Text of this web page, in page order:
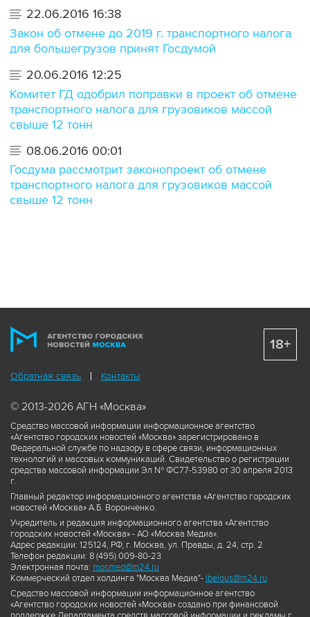
22.06.2016 16:38
Закон об отмене до 2019 г. транспортного налога
для большегрузов принят Госдумой
20.06.2016 12:25
Комитет ГД одобрил поправки в проект об отмене
транспортного налога для грузовиков массой
свыше 12 тонн
08.06.2016 00:01
Госдума рассмотрит законопроект об отмене
транспортного налога для грузовиков массой
свыше 12 тонн
Обратная связь Контакты
© 2013-2026 АГН «Москва»
Средство массовой информации информационное агентство
«Агентство городских новостей «Москва» зарегистрировано в
Федеральной службе по надзору в сфере связи, информационных
технологий и массовых коммуникаций. Свидетельство о регистрации
средства массовой информации Эл № ФС77-53980 от 30 апреля 2013
г.
Главный редактор информационного агентства «Агентство городских
новостей «Москва» А.Б. Воронченко.
Учредитель и редакция информационного агентства «Агентство
городских новостей «Москва» - АО «Москва Медиа».
Адрес редакции: 125124, РФ, г. Москва, ул. Правды, д. 24, стр. 2
Телефон редакции: 8 (495) 009-80-23
Электронная почта: mosmed@m24.ru
Коммерческий отдел холдинга "Москва Медиа"- ibelous@m24.ru
Средство массовой информации информационное агентство
«Агентство городских новостей «Москва» создано при финансовой
18+